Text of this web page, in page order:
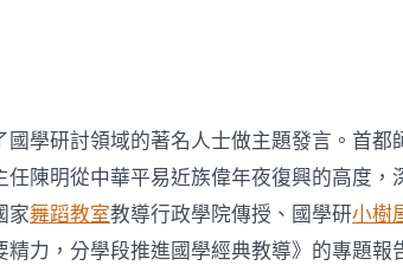
國學研討領域的著名人士做主題發言。首都
陳明從中華平易近族偉年夜復興的高度，
家舞蹈教室教導行政學院傳授、國學研小樹
力，分學段推進國學經典教導》的專題報